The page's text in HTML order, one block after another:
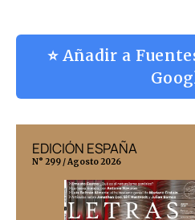
⭐ Añadir a
EDICIÓN ESPAÑA
N° 299 / Agosto 2026